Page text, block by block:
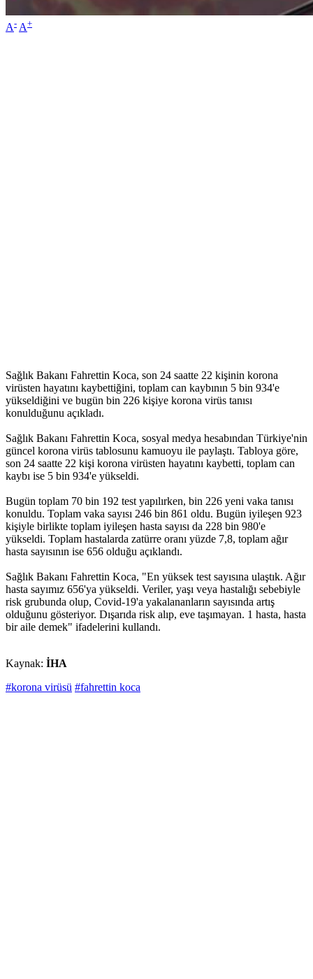
A- A+
Sağlık Bakanı Fahrettin Koca, son 24 saatte 22 kişinin korona
virüsten hayatını kaybettiğini, toplam can kaybının 5 bin 934'e
yükseldiğini ve bugün bin 226 kişiye korona virüs tanısı
konulduğunu açıkladı.
Sağlık Bakanı Fahrettin Koca, sosyal medya hesabından Türkiye'nin
güncel korona virüs tablosunu kamuoyu ile paylaştı. Tabloya göre,
son 24 saatte 22 kişi korona virüsten hayatını kaybetti, toplam can
kaybı ise 5 bin 934'e yükseldi.
Bugün toplam 70 bin 192 test yapılırken, bin 226 yeni vaka tanısı
konuldu. Toplam vaka sayısı 246 bin 861 oldu. Bugün iyileşen 923
kişiyle birlikte toplam iyileşen hasta sayısı da 228 bin 980'e
yükseldi. Toplam hastalarda zatürre oranı yüzde 7,8, toplam ağır
hasta sayısının ise 656 olduğu açıklandı.
Sağlık Bakanı Fahrettin Koca, "En yüksek test sayısına ulaştık. Ağır
hasta sayımız 656'ya yükseldi. Veriler, yaşı veya hastalığı sebebiyle
risk grubunda olup, Covid-19'a yakalananların sayısında artış
olduğunu gösteriyor. Dışarıda risk alıp, eve taşımayan. 1 hasta, hasta
bir aile demek" ifadelerini kullandı.
Kaynak: İHA
#korona virüsü #fahrettin koca